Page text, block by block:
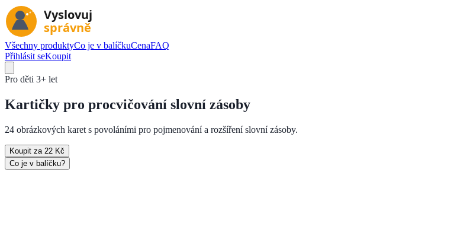
Všechny produktyCo je v balíčkuCenaFAQ
Přihlásit seKoupit
Pro děti 3+ let
Kartičky pro procvičování slovní zásoby
24 obrázkových karet s povoláními pro pojmenování a rozšíření slovní zásoby.
Koupit za 22 Kč
Co je v balíčku?